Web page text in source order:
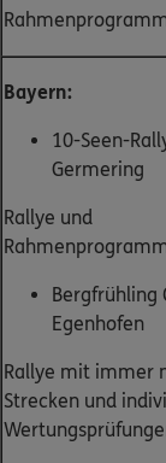
Bayern:
10-Seen-
Germering
Rallye und
Bergfrühling
Egenhofen
Rallye mit immer
Strecken und